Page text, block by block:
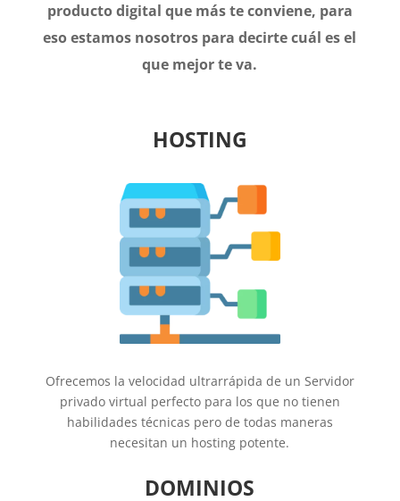
producto digital que más te conviene, para
eso estamos nosotros para decirte cuál es el
que mejor te va.
HOSTING
Ofrecemos la velocidad ultrarrápida de un Servidor
privado virtual perfecto para los que no tienen
habilidades técnicas pero de todas maneras
necesitan un hosting potente.
DOMINIOS